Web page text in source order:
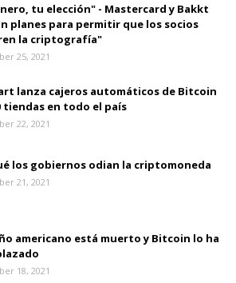
tu elección" - Mastercard y Bakkt
planes para permitir que los socios
la criptografía"
25, 2021
lanza cajeros automáticos de Bitcoin
tiendas en todo el país
22, 2021
los gobiernos odian la criptomoneda
21, 2021
americano está muerto y Bitcoin lo ha
18, 2021